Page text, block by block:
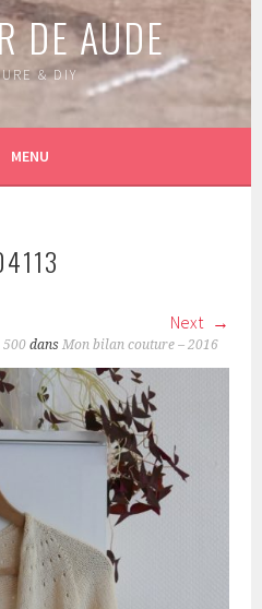
DE AUDE
& DIY
MENU
Next
500 dansMon bilan couture – 2016